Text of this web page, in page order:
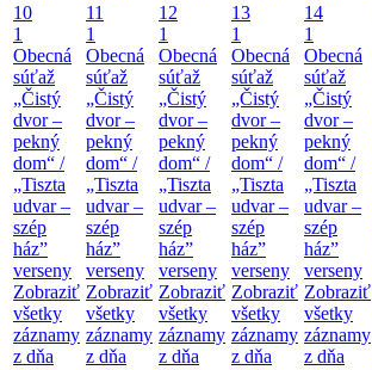
10
1
Obecná
súťaž
„Čistý
dvor –
pekný
dom“ /
„Tiszta
udvar –
szép
ház”
verseny
Zobraziť
všetky
záznamy
z dňa
11
1
Obecná
súťaž
„Čistý
dvor –
pekný
dom“ /
„Tiszta
udvar –
szép
ház”
verseny
Zobraziť
všetky
záznamy
z dňa
12
1
Obecná
súťaž
„Čistý
dvor –
pekný
dom“ /
„Tiszta
udvar –
szép
ház”
verseny
Zobraziť
všetky
záznamy
z dňa
13
1
Obecná
súťaž
„Čistý
dvor –
pekný
dom“ /
„Tiszta
udvar –
szép
ház”
verseny
Zobraziť
všetky
záznamy
z dňa
14
1
Obecná
súťaž
„Čistý
dvor –
pekný
dom“ /
„Tiszta
udvar –
szép
ház”
verseny
Zobraziť
všetky
záznamy
z dňa